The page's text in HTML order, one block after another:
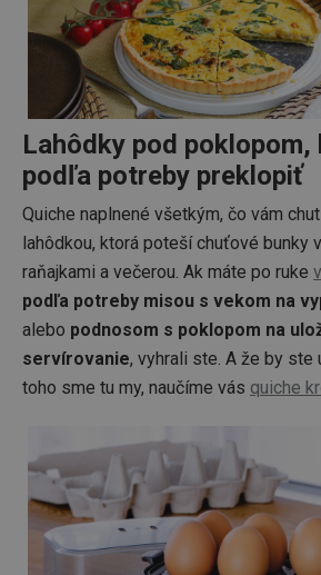
Lahôdky pod
podľa potreby preklopiť
Quiche naplnené všetkým, čo vám
lahôdkou, ktorá poteší chuťové bunky
raňajkami a večerou. Ak máte po ruke
podľa potreby misou s vekom na
alebo podnosom s poklopom na
servírovanie, vyhrali ste. A že by ste
toho sme tu my, naučíme vás quiche